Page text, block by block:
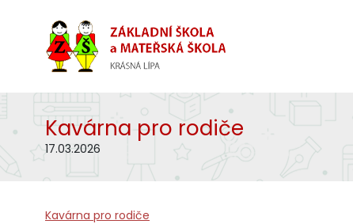
Kavárna pro rodiče
17.03.2026
Kavárna pro rodiče